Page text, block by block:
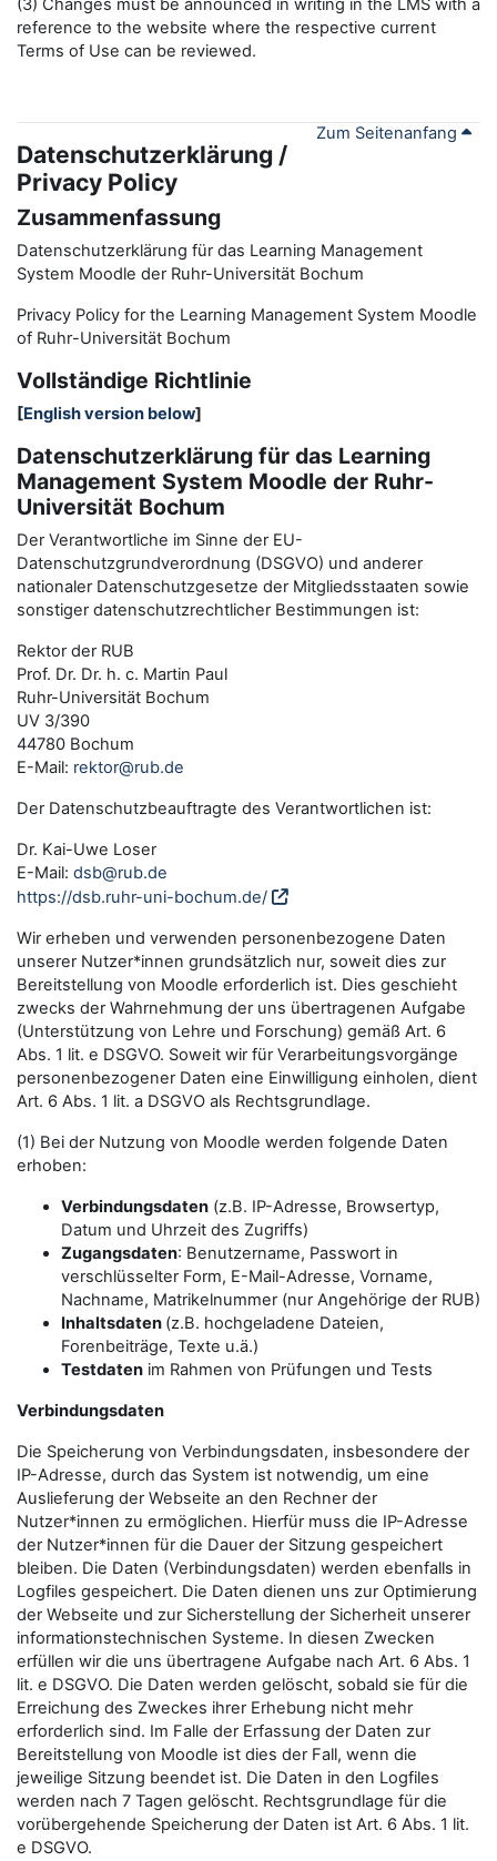
(3) Changes must be announced in writing in the LMS with a
reference to the website where the respective current
Terms of Use can be reviewed.
Zum Seitenanfang
Datenschutzerklärung /
Privacy Policy
Zusammenfassung
Datenschutzerklärung für das Learning Management
System Moodle der Ruhr-Universität Bochum
Privacy Policy for the Learning Management System Moodle
of Ruhr-Universität Bochum
Vollständige Richtlinie
[English version below]
Datenschutzerklärung für das Learning
Management System Moodle der Ruhr-
Universität Bochum
Der Verantwortliche im Sinne der EU-
Datenschutzgrundverordnung (DSGVO) und anderer
nationaler Datenschutzgesetze der Mitgliedsstaaten sowie
sonstiger datenschutzrechtlicher Bestimmungen ist:
Rektor der RUB
Prof. Dr. Dr. h. c. Martin Paul
Ruhr-Universität Bochum
UV 3/390
44780 Bochum
E-Mail: rektor@rub.de
Der Datenschutzbeauftragte des Verantwortlichen ist:
Dr. Kai-Uwe Loser
E-Mail: dsb@rub.de
https://dsb.ruhr-uni-bochum.de/
Wir erheben und verwenden personenbezogene Daten
unserer Nutzer*innen grundsätzlich nur, soweit dies zur
Bereitstellung von Moodle erforderlich ist. Dies geschieht
zwecks der Wahrnehmung der uns übertragenen Aufgabe
(Unterstützung von Lehre und Forschung) gemäß Art. 6
Abs. 1 lit. e DSGVO. Soweit wir für Verarbeitungsvorgänge
personenbezogener Daten eine Einwilligung einholen, dient
Art. 6 Abs. 1 lit. a DSGVO als Rechtsgrundlage.
(1) Bei der Nutzung von Moodle werden folgende Daten
erhoben:
Verbindungsdaten (z.B. IP-Adresse, Browsertyp,
Datum und Uhrzeit des Zugriffs)
Zugangsdaten: Benutzername, Passwort in
verschlüsselter Form, E-Mail-Adresse, Vorname,
Nachname, Matrikelnummer (nur Angehörige der RUB)
Inhaltsdaten (z.B. hochgeladene Dateien,
Forenbeiträge, Texte u.ä.)
Testdaten im Rahmen von Prüfungen und Tests
Verbindungsdaten
Die Speicherung von Verbindungsdaten, insbesondere der
IP-Adresse, durch das System ist notwendig, um eine
Auslieferung der Webseite an den Rechner der
Nutzer*innen zu ermöglichen. Hierfür muss die IP-Adresse
der Nutzer*innen für die Dauer der Sitzung gespeichert
bleiben. Die Daten (Verbindungsdaten) werden ebenfalls in
Logfiles gespeichert. Die Daten dienen uns zur Optimierung
der Webseite und zur Sicherstellung der Sicherheit unserer
informationstechnischen Systeme. In diesen Zwecken
erfüllen wir die uns übertragene Aufgabe nach Art. 6 Abs. 1
lit. e DSGVO. Die Daten werden gelöscht, sobald sie für die
Erreichung des Zweckes ihrer Erhebung nicht mehr
erforderlich sind. Im Falle der Erfassung der Daten zur
Bereitstellung von Moodle ist dies der Fall, wenn die
jeweilige Sitzung beendet ist. Die Daten in den Logfiles
werden nach 7 Tagen gelöscht. Rechtsgrundlage für die
vorübergehende Speicherung der Daten ist Art. 6 Abs. 1 lit.
e DSGVO.